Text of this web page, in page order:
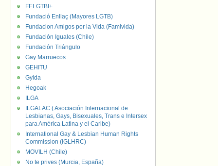
FELGTBI+
Fundació Enllaç (Mayores LGTB)
Fundacion Amigos por la Vida (Famivida)
Fundación Iguales (Chile)
Fundación Triángulo
Gay Marruecos
GEHITU
Gylda
Hegoak
ILGA
ILGALAC ( Asociación Internacional de
Lesbianas, Gays, Bisexuales, Trans e Intersex
para América Latina y el Caribe)
International Gay & Lesbian Human Rights
Commission (IGLHRC)
MOVILH (Chile)
No te prives (Murcia, España)